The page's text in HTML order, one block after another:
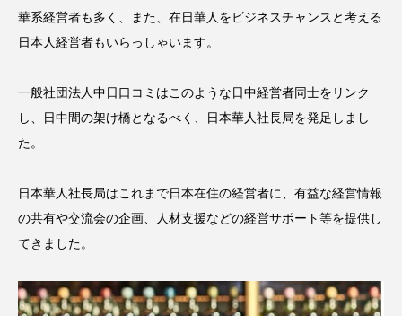
華系経営者も多く、また、在日華人をビジネスチャンスと考える
日本人経営者もいらっしゃいます。
一般社団法人中日口コミはこのような日中経営者同士をリンク
し、日中間の架け橋となるべく、日本華人社長局を発足しまし
た。
日本華人社長局はこれまで日本在住の経営者に、有益な経営情報
の共有や交流会の企画、人材支援などの経営サポート等を提供し
てきました。